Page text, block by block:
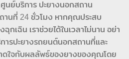
นย์บริการ ปะยางนอกสถาน
นที่ 24 ชั่วโมง หากคุณประสบ
กเฉิน เราช่วยได้ในเวลาไม่นาน อย่า
การปะยางรถยนต์นอกสถานที่และ
ดใจกับผลลัพธ์ของยางของคุณโดย